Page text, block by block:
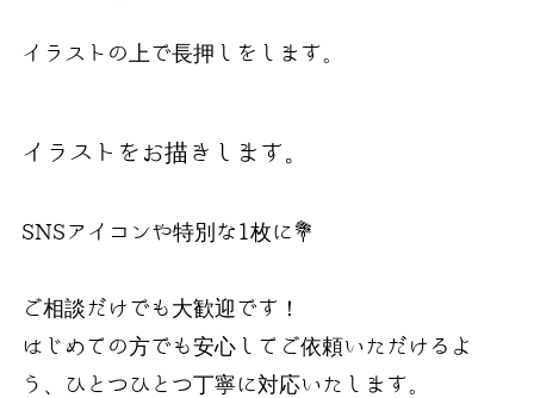
イラストの上で長押しをします。
イラストをお描きします。
SNSアイコンや特別な1枚に💐
ご相談だけでも大歓迎です！
はじめての方でも安心してご依頼いただけるよ
う、ひとつひとつ丁寧に対応いたします。